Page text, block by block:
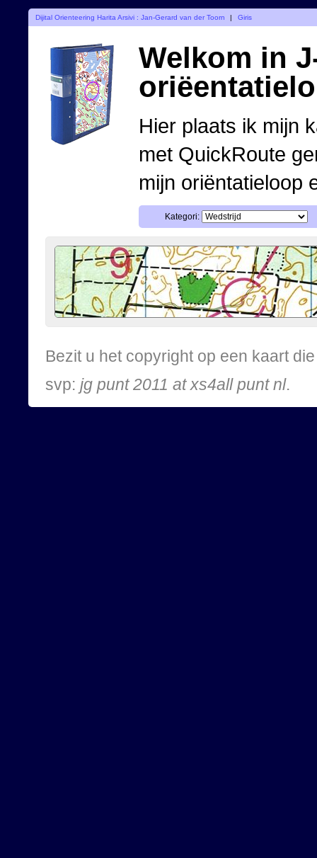
Dijital Orienteering Harita Arsivi : Jan-Gerard van der Toorn | Giris
Welkom in
Hier plaats ik mijn
met QuickRoute
mijn oriëntatieloop
Kategori:
Bezit u het copyright op een kaart
svp: jg punt 2011 at xs4all punt nl.